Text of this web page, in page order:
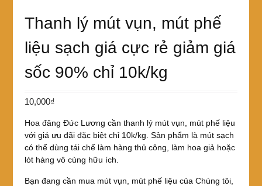
Thanh lý mút vụn, mút phế
liệu sạch giá cực rẻ giảm giá
sốc 90% chỉ 10k/kg
10,000₫
Hoa đăng Đức Lương cần thanh lý mút vụn, mút phế liệu
với giá ưu đãi đặc biệt chỉ 10k/kg. Sản phẩm là mút sạch
có thể dùng tái chế làm hàng thủ công, làm hoa giả hoặc
lót hàng vô cùng hữu ích.
Bạn đang cần mua mút vụn, mút phế liệu của Chúng tôi,